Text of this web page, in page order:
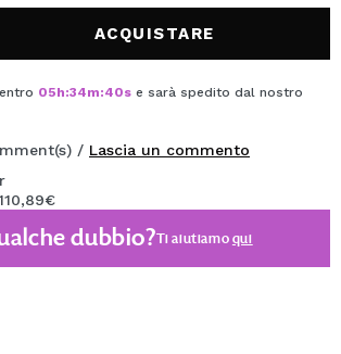
ACQUISTARE
05h:34m:40s e sarà spedito dal nostro
/ Lascia un commento
dubbio?Ti aiutiamoqui